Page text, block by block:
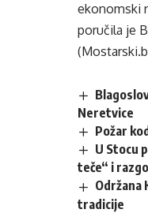
ekonomski
poručila je
Neretvice
Požar
U Stocu
teče“ i
Održana
tradicije